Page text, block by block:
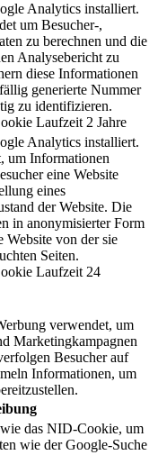
Analytics installiert.
um Besucher-,
zu berechnen und die
Analysebericht zu
diese Informationen
generierte Nummer
zu identifizieren.
Laufzeit 2 Jahre
Analytics installiert.
um Informationen
eine Website
eines
der Website. Die
in anonymisierter Form
Website von der sie
Seiten.
Laufzeit 24
verwendet, um
Marketingkampagnen
Besucher auf
Informationen, um
das NID-Cookie, um
wie der Google-Suche